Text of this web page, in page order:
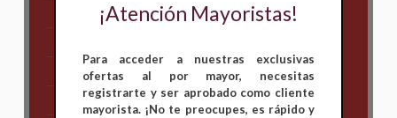
Honda
KAWASAKI
¡Atención Mayoristas!
Para acceder a nuestras exclusivas
ofertas al por mayor, necesitas
registrarte y ser aprobado como cliente
mayorista. ¡No te preocupes, es rápido y